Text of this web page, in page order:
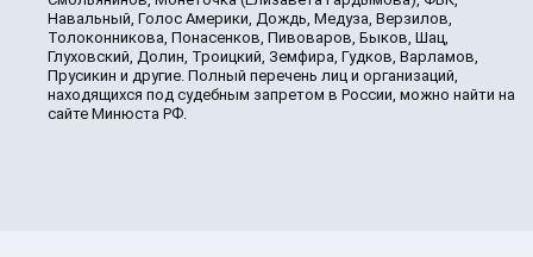
Навальный, Голос Америки, Дождь, Медуза, Верзилов,
Толоконникова, Понасенков, Пивоваров, Быков, Шац,
Глуховский, Долин, Троицкий, Земфира, Гудков, Варламов,
Прусикин и другие. Полный перечень лиц и организаций,
находящихся под судебным запретом в России, можно найти на
сайте Минюста РФ.